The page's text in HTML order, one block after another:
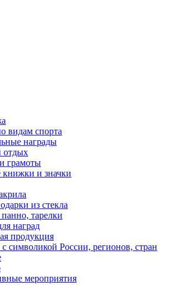
видам спорта
награды
отдых
грамоты
книжки и значки
из стекла
тарелки
наград
продукция
символикой России, регионов, стран
мероприятия